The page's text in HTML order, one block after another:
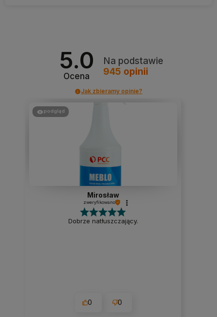
5.0
Ocena
Na podstawie
945 opinii
Jak zbieramy opinie?
podgląd
Mirosław
zweryfikowano
Dobrze natłuszczający.
0 0